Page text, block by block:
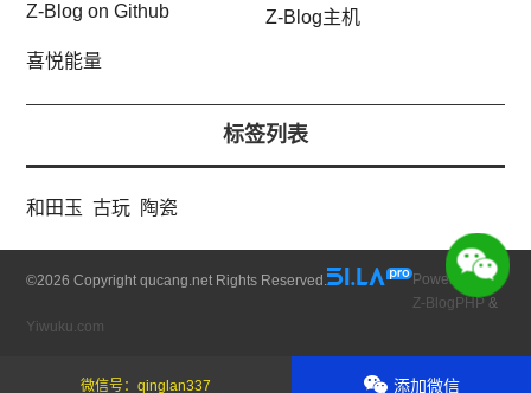
Z-Blog on Github Z-Blog主机
喜悦能量
标签列表
和田玉 古玩 陶瓷
©2026 Copyright qucang.net Rights Reserved.
Powered by
Z-BlogPHP &
Yiwuku.com
微信号：qinglan337 添加微信